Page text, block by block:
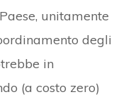
unitamente
degli
in
(a costo zero)